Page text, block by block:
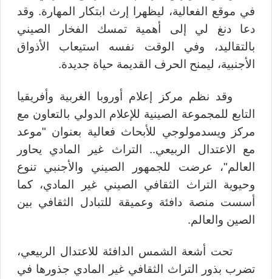
في موقع الفعالية، ليظهرا إرث ابتكار المهارة. وقد
دعا دنغ لي إلى أهمية تمسك الفخار الصيني
بالتقاليد، وفي الوقت نفسه استيعاب الأذواق
الأجنبية، ليمنح الحرف القديمة حياة جديدة.
وقد نظم مركز إعلام أوروبا الغربية وأفريقيا
التابع للمجموعة الصينية للإعلام الدولي بالتعاون مع
مركز ويسدمولوجي للأبحاث فعالية بعنوان "موعد
مع الاعتدال الربيعي.. التراث غير المادي يحاور
العالم"، عرضت للجمهور الصيني والأجنبي تنوع
وحيوية التراث الثقافي الصيني غير المادي، كما
أسست منصة دافئة وعميقة للتبادل الثقافي بين
الصين والعالم.
تحت أشعة الشمس الدافئة للاعتدال الربيعي،
تضرب بذور التراث الثقافي غير المادي جذورها في